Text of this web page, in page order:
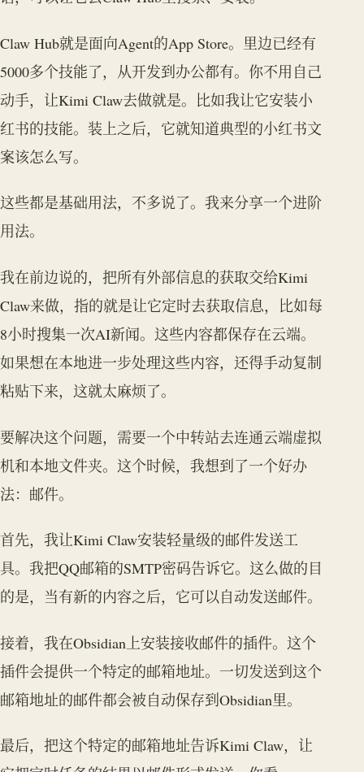
Claw Hub就是面向Agent的App Store。里边已经有
5000多个技能了，从开发到办公都有。你不用自己
动手，让Kimi Claw去做就是。比如我让它安装小
红书的技能。装上之后，它就知道典型的小红书文
案该怎么写。
这些都是基础用法，不多说了。我来分享一个进阶
用法。
我在前边说的，把所有外部信息的获取交给Kimi
Claw来做，指的就是让它定时去获取信息，比如每
8小时搜集一次AI新闻。这些内容都保存在云端。
如果想在本地进一步处理这些内容，还得手动复制
粘贴下来，这就太麻烦了。
要解决这个问题，需要一个中转站去连通云端虚拟
机和本地文件夹。这个时候，我想到了一个好办
法：邮件。
首先，我让Kimi Claw安装轻量级的邮件发送工
具。我把QQ邮箱的SMTP密码告诉它。这么做的目
的是，当有新的内容之后，它可以自动发送邮件。
接着，我在Obsidian上安装接收邮件的插件。这个
插件会提供一个特定的邮箱地址。一切发送到这个
邮箱地址的邮件都会被自动保存到Obsidian里。
最后，把这个特定的邮箱地址告诉Kimi Claw，让